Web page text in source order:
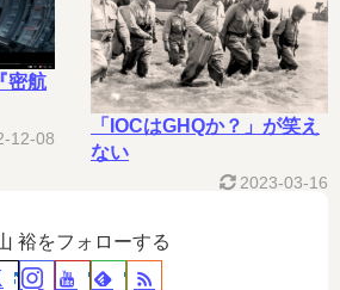
密航
12-08
「IOCはGHQか？」が笑え
ない
2023-03-16
裕をフォローする